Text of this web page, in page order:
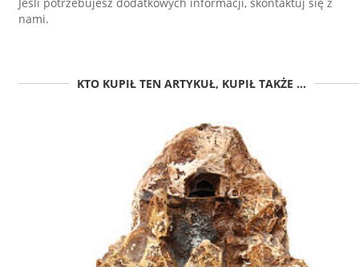
nami.
KTO KUPIŁ TEN ARTYKUŁ, KUPIŁ TAKŻE ...